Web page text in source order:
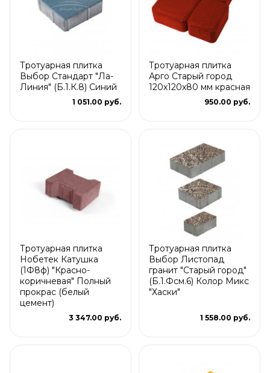
Тротуарная плитка
Выбор Стандарт "Ла-
Линия" (Б.1.К.8) Синий
1 051.00 руб.
Тротуарная плитка
Арго Старый город
120x120x80 мм красная
950.00 руб.
Тротуарная плитка
Нобетек Катушка
(1Ф8ф) "Красно-
коричневая" Полный
прокрас (белый
цемент)
3 347.00 руб.
Тротуарная плитка
Выбор Листопад
гранит "Старый город"
(Б.1.Фсм.6) Колор Микс
"Хаски"
1 558.00 руб.